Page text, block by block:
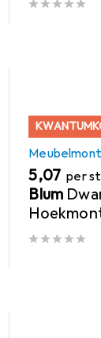
EUR
5,07 per
Blum